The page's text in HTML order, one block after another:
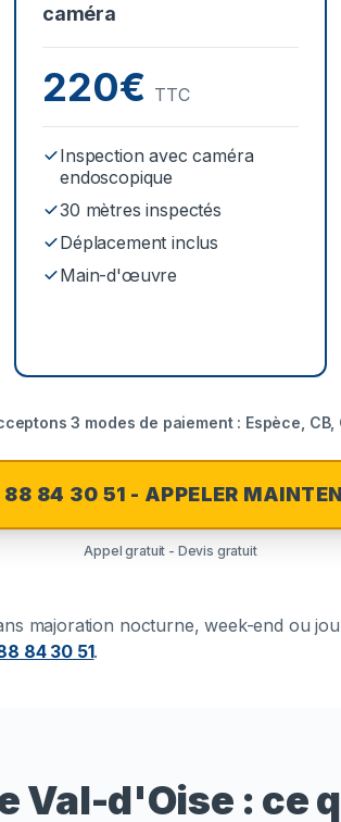
caméra
220€ TTC
Inspection avec caméra
endoscopique
30 mètres inspectés
Déplacement inclus
Main-d'œuvre
3 modes de paiement : Espèce, CB,
88 84 30 51 - APPELER
Appel gratuit - Devis gratuit
majoration nocturne, week-end ou
84 30 51.
Val-d'Oise : ce